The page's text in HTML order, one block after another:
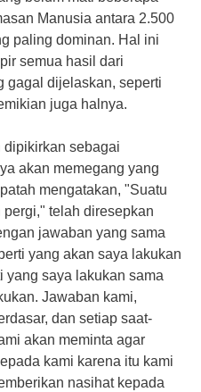
Manusia antara 2.500
paling dominan. Hal ini
semua hasil dari
gagal dijelaskan, seperti
juga halnya.
dipikirkan sebagai
akan memegang yang
mengatakan, "Suatu
telah diresepkan
jawaban yang sama
yang akan saya lakukan
yang saya lakukan sama
Jawaban kami,
dan setiap saat-
akan meminta agar
kami karena itu kami
nasihat kepada